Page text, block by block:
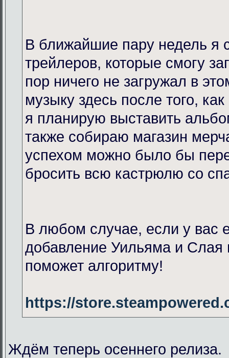
В ближайшие пару недель я
трейлеров, которые смогу
пор ничего не загружал в
музыку здесь после того,
я планирую выставить
также собираю магазин
успехом можно было бы
бросить всю кастрюлю со
В любом случае, если у вас
добавление Уильяма и Слая
поможет алгоритму!
https://
Ждём теперь осеннего релиза.